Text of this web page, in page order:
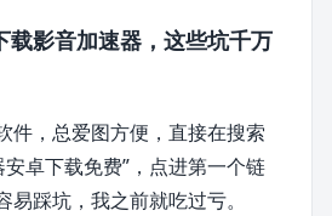
载影音加速器，这些坑千万
件，总爱图方便，直接在搜索
卓下载免费”，点进第一个链
踩坑，我之前就吃过亏。